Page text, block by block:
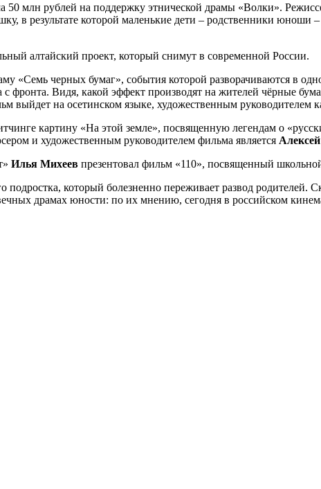
50 млн рублей на поддержку этнической драмы «Волки».
в результате которой маленькие дети – родственники
алтайский проект, который снимут в современной России.
«Семь черных бумаг», события которой разворачиваются в
фронта. Видя, какой эффект производят на жителей чёрные
выйдет на осетинском языке, художественным руководителем
картину «На этой земле», посвященную легендам о
и художественным руководителем фильма является
Илья Михеев презентовал фильм «110», посвященный
который болезненно переживает развод родителей.
драмах юности: по их мнению, сегодня в российском